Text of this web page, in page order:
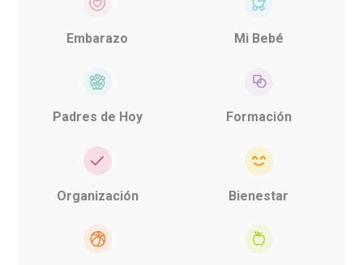
Embarazo Mi Bebé
Padres de Hoy Formación
Organización Bienestar